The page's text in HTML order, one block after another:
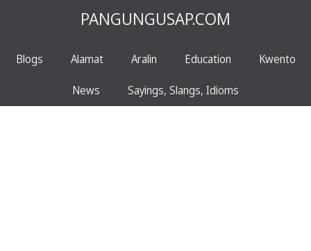
PANGUNGUSAP.COM
Blogs Alamat Aralin Education Kwento
News Sayings, Slangs, Idioms